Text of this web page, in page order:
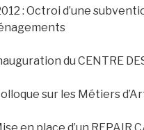
: Octroi d’une
du CENTRE
sur les Métiers